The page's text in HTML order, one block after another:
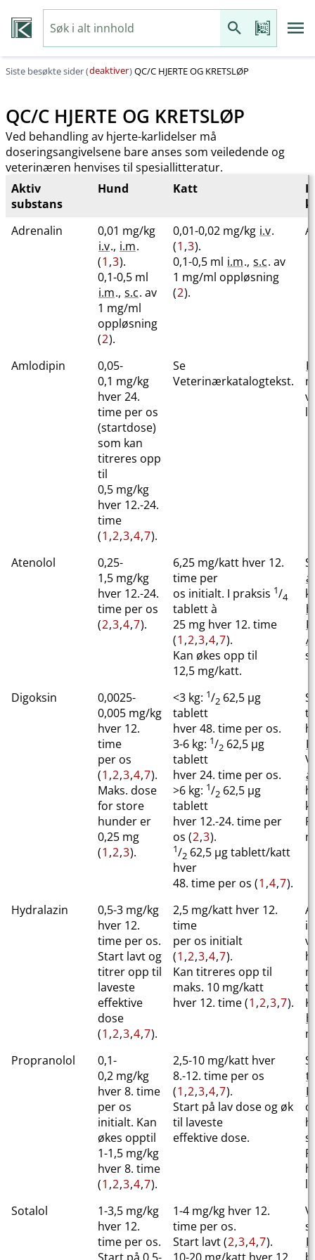
Siste besøkte sider (deaktiver)QC​/​C HJERTE OG KRETSLØP
QC​/​C HJERTE OG KRETSLØP
Ved behandling av hjerte-karlidelser må
doseringsangivelsene bare anses som veiledende og
veterinæren henvises til spesiallitteratur.
Aktiv
substans
Hund Katt
Adrenalin
0,01 mg/kg
i.v., i.m.
(1 ,3).
0,1-0,5 ml
i.m., s.c. av
1 mg/ml
oppløsning
(2).
0,01-0,02 mg/kg i.v.
(1 ,3).
0,1-0,5 ml i.m., s.c. av
1 mg/ml oppløsning
(2).
Amlodipin
0,05-
0,1 mg/kg
hver 24.
time per os
(startdose)
som kan
titreres opp
til
0,5 mg/kg
hver 12.-24.
time
(1 ,2,3,4,7).
Se
Veterinærkatalogtekst.
Atenolol
0,25-
1,5 mg/kg
hver 12.-24.
time per os
(2,3,4,7).
6,25 mg​/​katt hver 12.
time per
os initialt. I praksis 1/4
tablett à
25 mg hver 12. time
(1 ,2,3,4,7).
Kan økes opp til
12,5 mg​/​katt.
Digoksin
0,0025-
0,005 mg/kg
hver 12.
time
per os
(1 ,2,3,4,7).
Maks. dose
for store
hunder er
0,25 mg
(1 ,2,3).
<3 kg: 1/2 62,5 μg
tablett
hver 48. time per os.
3-6 kg: 1/2 62,5 μg
tablett
hver 24. time per os.
>6 kg: 1/2 62,5 μg
tablett
hver 12.-24. time per
os (2,3).
1/2 62,5 μg tablett​/​katt
hver
48. time per os (1 ,4,7).
Hydralazin
0,5-3 mg/kg
hver 12.
time per os.
Start lavt og
titrer opp til
laveste
effektive
dose
(1 ,2,3,4,7).
2,5 mg​/​katt hver 12.
time
per os initialt
(1 ,2,3,4,7).
Kan titreres opp til
maks. 10 mg​/​katt
hver 12. time (1 ,2,3,7).
Propranolol
0,1-
0,2 mg/kg
hver 8. time
per os
initialt. Kan
økes opptil
1-1,5 mg/kg
hver 8. time
(1 ,2,3,4,7).
2,5-10 mg​/​katt hver
8.-12. time per os
(1 ,2,3,4,7).
Start på lav dose og øk
til laveste
effektive dose.
Sotalol
1-3,5 mg/kg
hver 12.
time per os.
1-4 mg/kg hver 12.
time per os.
Start lavt (2,3,4,7).